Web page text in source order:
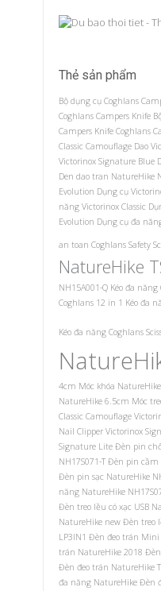
Thẻ sản phẩm
Bộ dụng cụ Coghlans
Coghlans Campers Knife
Campers Knife Coghlans
Classic Camouflage Dao
Victorinox Signature Blue
Den dao tran NatureHike
Evolution Dụng cụ
năng Victorinox Classic
Evolution Dụng cụ đa
an toan Coghlans Safety
NatureHike
NH15A001-Q Kéo đa năng
Coghlans 12 in 1 Kéo đa
Kéo đa năng Coghlans
4cm Móc khóa
NatureHike 6.5cm Móc
Classic Camouflage
Nail Clipper Victorinox
Signature Lite Đèn pin
NH17S071-T Đèn pin cầm
Đèn pin sạc NatureHike
năng NatureHike
Đèn treo lều có xạc USB
NatureHike new Đèn treo
LP3IN1 Đèn đeo trán Mini
trán NatureHike 2018
Đèn đeo trán NatureHike
đa năng NatureHike Đèn